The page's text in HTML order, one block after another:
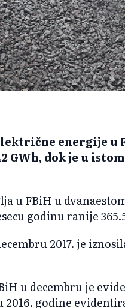
energije u
GWh, dok je u
u FBiH u
godinu ranije
2017. je
u decembru je
2016. godine